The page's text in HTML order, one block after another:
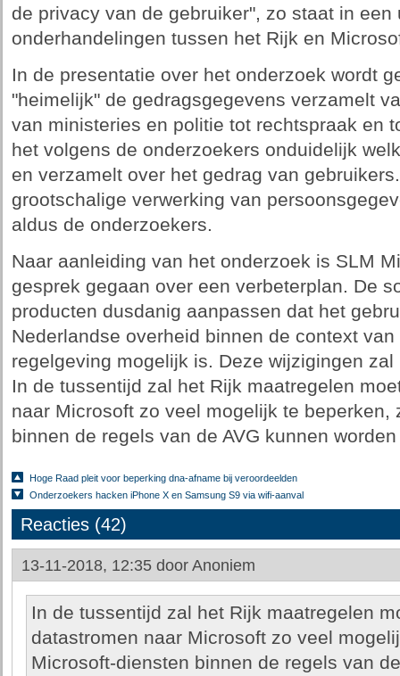
de privacy van de gebruiker", zo staat in een
onderhandelingen tussen het Rijk en
In de presentatie over het onderzoek wordt
"heimelijk" de gedragsgegevens verzamelt
van ministeries en politie tot rechtspraak en
het volgens de onderzoekers onduidelijk
en verzamelt over het gedrag van
grootschalige verwerking van
aldus de onderzoekers.
Naar aanleiding van het onderzoek is SLM
gesprek gegaan over een verbeterplan. De
producten dusdanig aanpassen dat het
Nederlandse overheid binnen de context
regelgeving mogelijk is. Deze wijzigingen
In de tussentijd zal het Rijk maatregelen
naar Microsoft zo veel mogelijk te beperken,
binnen de regels van de AVG kunnen
Hoge Raad pleit voor beperking dna-afname bij veroordeelden
Onderzoekers hacken iPhone X en Samsung S9 via wifi-aanval
Reacties (42)
13-11-2018, 12:35 door Anoniem
In de tussentijd zal het Rijk maatregelen
datastromen naar Microsoft zo veel
Microsoft-diensten binnen de regels van